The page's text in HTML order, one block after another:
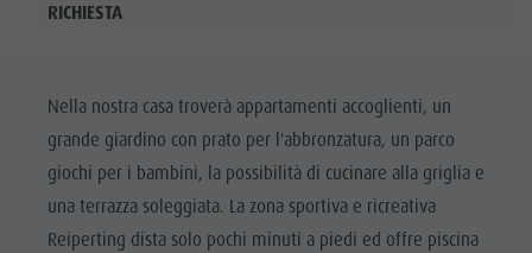
RICHIESTA
Nella nostra casa troverà appartamenti accoglienti, un
grande giardino con prato per l'abbronzatura, un parco
giochi per i bambini, la possibilità di cucinare alla griglia e
una terrazza soleggiata. La zona sportiva e ricreativa
Reiperting dista solo pochi minuti a piedi ed offre piscina